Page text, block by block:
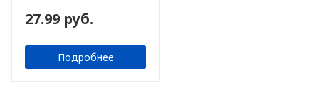
27.99 руб.
Подробнее